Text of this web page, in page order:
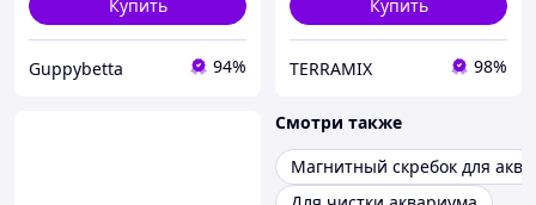
Купить
Guppybetta 94%
Купить
TERRAMIX 98%
Смотри также
Магнитный скребок для